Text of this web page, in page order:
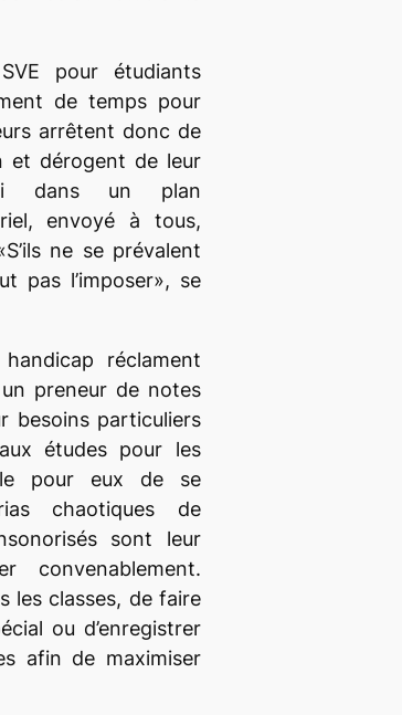
pour étudiants
de temps pour
arrêtent donc de
et dérogent de leur
dans un plan
envoyé à tous,
ne se prévalent
pas l’imposer», se
réclament
preneur de notes
besoins particuliers
études pour les
pour eux de se
chaotiques de
sont leur
convenablement.
les classes, de faire
ou d’enregistrer
afin de maximiser